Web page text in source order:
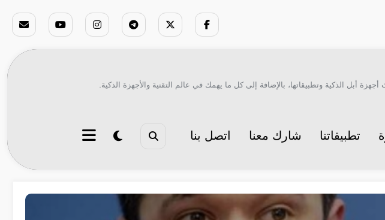
أبل الذكية وتطبيقاتها، بالإضافة إلى كل ما يهمك في عالم التقنية والأجهزة الذكية.
تطبيقاتنا شارك معنا اتصل بنا